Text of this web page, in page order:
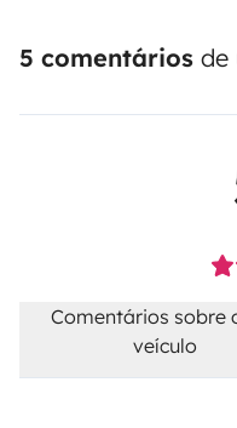
5 comentários de
Comentários sobre
veículo